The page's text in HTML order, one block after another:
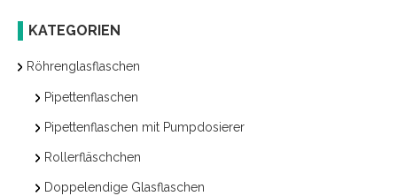
KATEGORIEN
Röhrenglasflaschen
Pipettenflaschen
Pipettenflaschen mit Pumpdosierer
Rollerfläschchen
Doppelendige Glasflaschen